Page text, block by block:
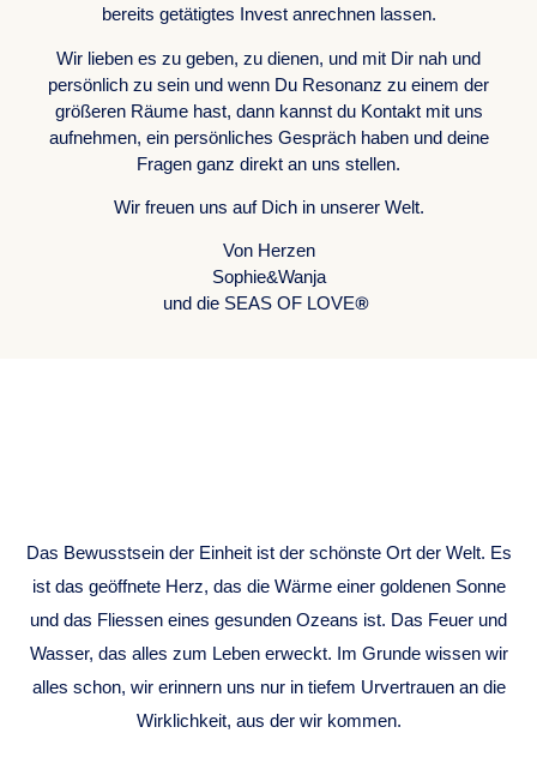
bereits getätigtes Invest anrechnen lassen.
Wir lieben es zu geben, zu dienen, und mit Dir nah und
persönlich zu sein und wenn Du Resonanz zu einem der
größeren Räume hast, dann kannst du Kontakt mit uns
aufnehmen, ein persönliches Gespräch haben und deine
Fragen ganz direkt an uns stellen.
Wir freuen uns auf Dich in unserer Welt.
Von Herzen
Sophie&Wanja
und die SEAS OF LOVE®
Das Bewusstsein der Einheit ist der schönste Ort der Welt. Es
ist das geöffnete Herz, das die Wärme einer goldenen Sonne
und das Fliessen eines gesunden Ozeans ist. Das Feuer und
Wasser, das alles zum Leben erweckt. Im Grunde wissen wir
alles schon, wir erinnern uns nur in tiefem Urvertrauen an die
Wirklichkeit, aus der wir kommen.